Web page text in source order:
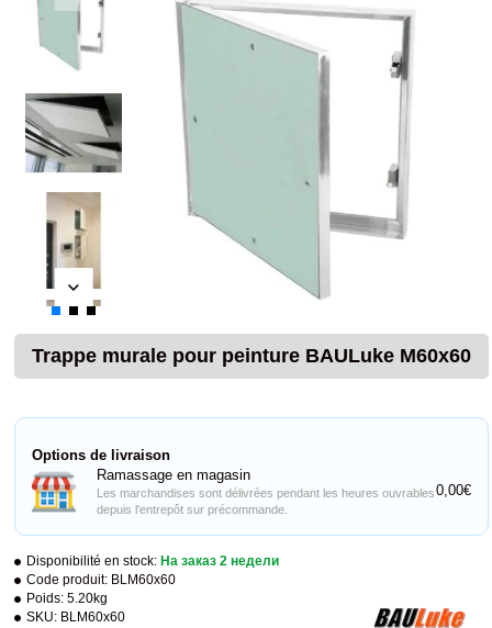
Trappe murale pour peinture BAULuke M60x60
Disponibilité en stock: На заказ 2 недели
Code produit: BLM60x60
Poids: 5.20kg
SKU: BLM60x60
Options de livraison
Ramassage en magasin
Les marchandises sont délivrées pendant les heures ouvrables
depuis l'entrepôt sur précommande.
0,00€